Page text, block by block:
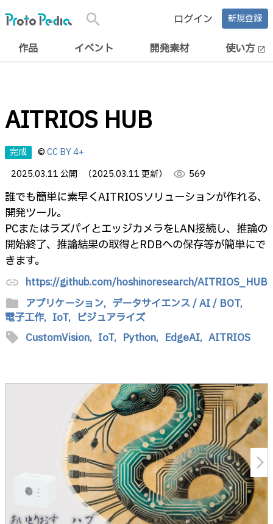
search ログイン 新規登録
作品 イベント 開発素材 使い方 open_in_new
AITRIOS HUB
完成 ©CC BY 4+
2025.03.11 公開
（2025.03.11 更新） visibility 569
誰でも簡単に素早くAITRIOSソリューションが作れる、
開発ツール。
PCまたはラズパイとエッジカメラをLAN接続し、推論の
開始終了、推論結果の取得とRDBへの保存等が簡単にで
きます。
link https://github.com/hoshinoresearch/AITRIOS_HUB
folder アプリケーション, データサイエンス / AI / BOT,
電子工作, IoT, ビジュアライズ
sell CustomVision, IoT, Python, EdgeAI, AITRIOS
arrow_forward_ios